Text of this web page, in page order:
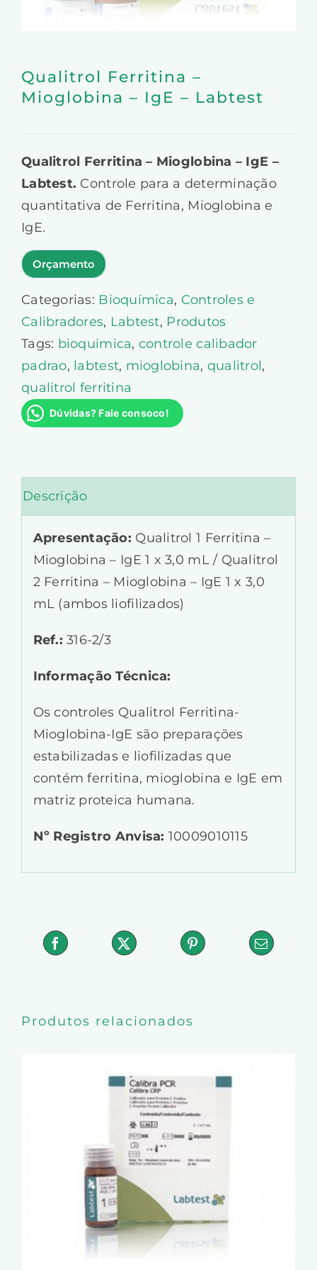
Qualitrol Ferritina –
Mioglobina – IgE – Labtest
Qualitrol Ferritina – Mioglobina – IgE –
Labtest. Controle para a determinação
quantitativa de Ferritina, Mioglobina e
IgE.
Orçamento
Categorias: Bioquímica, Controles e
Calibradores, Labtest, Produtos
Tags: bioquimica, controle calibador
padrao, labtest, mioglobina, qualitrol,
qualitrol ferritina
Dúvidas? Fale consoco!
Descrição
Apresentação: Qualitrol 1 Ferritina –
Mioglobina – IgE 1 x 3,0 mL / Qualitrol
2 Ferritina – Mioglobina – IgE 1 x 3,0
mL (ambos liofilizados)
Ref.: 316-2/3
Informação Técnica:
Os controles Qualitrol Ferritina-
Mioglobina-IgE são preparações
estabilizadas e liofilizadas que
contém ferritina, mioglobina e IgE em
matriz proteica humana.
Nº Registro Anvisa: 10009010115
Produtos relacionados